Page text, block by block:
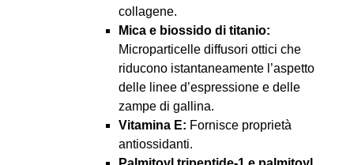
collagene.
Mica e biossido di titanio:
Microparticelle diffusori ottici che
riducono istantaneamente l’aspetto
delle linee d’espressione e delle
zampe di gallina.
Vitamina E: Fornisce proprietà
antiossidanti.